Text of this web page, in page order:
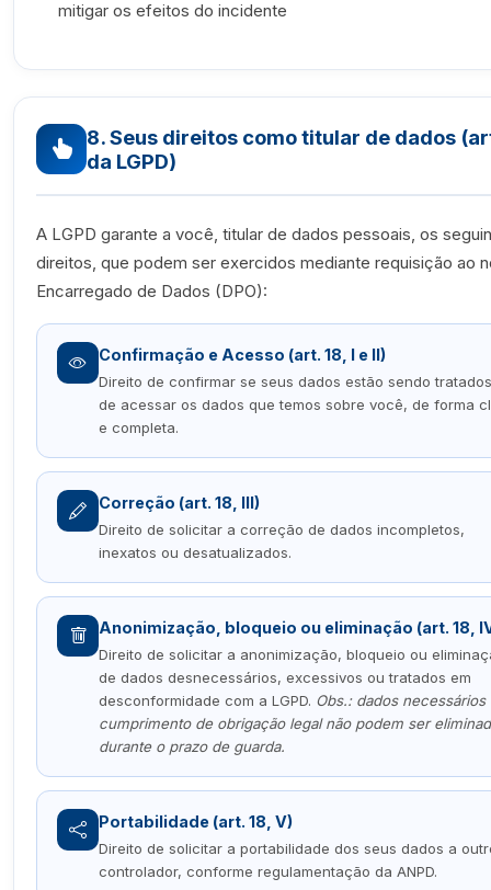
mitigar os efeitos do incidente
8. Seus direitos como titular de dados
da LGPD)
A LGPD garante a você, titular de dados pessoais, os
direitos, que podem ser exercidos mediante requisição ao
Encarregado de Dados (DPO):
Confirmação e Acesso (art. 18, I e II)
Direito de confirmar se seus dados estão sendo
de acessar os dados que temos sobre você, de forma
e completa.
Correção (art. 18, III)
Direito de solicitar a correção de dados incompletos,
inexatos ou desatualizados.
Anonimização, bloqueio ou eliminação (art. 18,
Direito de solicitar a anonimização, bloqueio ou
de dados desnecessários, excessivos ou tratados em
desconformidade com a LGPD. Obs.: dados necessários
cumprimento de obrigação legal não podem ser
durante o prazo de guarda.
Portabilidade (art. 18, V)
Direito de solicitar a portabilidade dos seus dados a
controlador, conforme regulamentação da ANPD.